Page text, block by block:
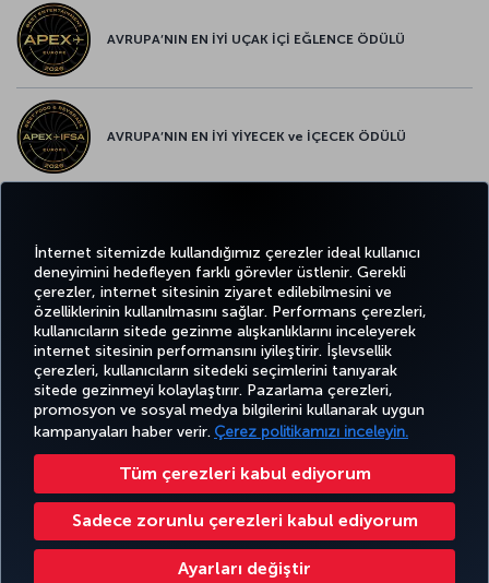
İnternet sitemizde kullandığımız çerezler ideal kullanıcı
deneyimini hedefleyen farklı görevler üstlenir. Gerekli
çerezler, internet sitesinin ziyaret edilebilmesini ve
özelliklerinin kullanılmasını sağlar. Performans çerezleri,
kullanıcıların sitede gezinme alışkanlıklarını inceleyerek
internet sitesinin performansını iyileştirir. İşlevsellik
çerezleri, kullanıcıların sitedeki seçimlerini tanıyarak
sitede gezinmeyi kolaylaştırır. Pazarlama çerezleri,
promosyon ve sosyal medya bilgilerini kullanarak uygun
kampanyaları haber verir. Çerez politikamızı inceleyin.
Tüm çerezleri kabul ediyorum
Sadece zorunlu çerezleri kabul ediyorum
Ayarları değiştir
AVRUPA’NIN EN İYİ UÇAK İÇİ EĞLENCE ÖDÜLÜ
AVRUPA’NIN EN İYİ YİYECEK ve İÇECEK ÖDÜLÜ
TwitterFacebook
Instagram
YoutubeLinkedIn
TiktokBlogPinterest
BİLET
YÖNET
FIRSATLAR
NOKTALARI
AIRLINES
HOLIDAYS
MILES&SMILES
Bilgi Toplumu Hizmetleri Erişilebilirlik Gizlilik ve Çerez Politikası Yasal Uyarı Yolcu Hakları
Çerez Ayarlarını Değiştir 49 69 86 799 849
Türk Hava Yolları A.O. Her hakkı saklıdır. © 1996 - 2025 Türk Hava Yolları Miles&Smiles Mastercard Gold Kredi Kartı,
Mastercard International lisansı ile Advanzia Bank S.A. tarafından düzenlenmektedir. İlgili kural ve koşullar için
bağlantıyı
ziyaret edebilirsiniz. ¹ Yabancı para ödemeleri için kullanılan Mastercard döviz kuru bir ek ücret içerir. Daha fazla bilgi için
çekimlerde fiyat listesine uygun olarak faiz uygulanır.